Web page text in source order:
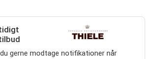
gerne modtage notifikationer når